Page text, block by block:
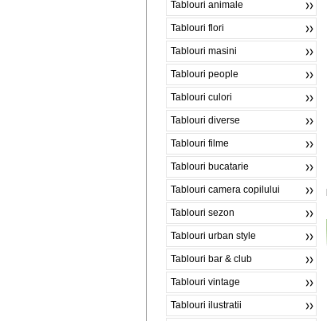
Tablouri animale
Tablouri flori
Tablouri masini
Tablouri people
Tablouri culori
Tablouri diverse
Tablouri filme
Tablouri bucatarie
Tablouri camera copilului
Tablouri sezon
Tablouri urban style
Tablouri bar & club
Tablouri vintage
Tablouri ilustratii